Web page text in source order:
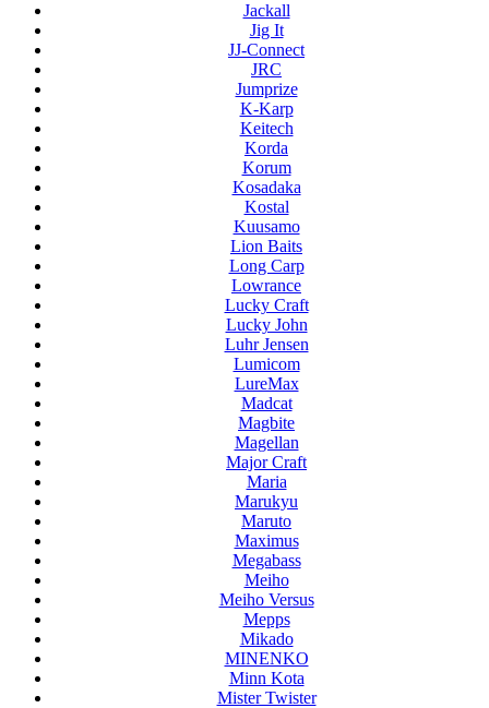
Jackall
Jig It
JJ-Connect
JRC
Jumprize
K-Karp
Keitech
Korda
Korum
Kosadaka
Kostal
Kuusamo
Lion Baits
Long Carp
Lowrance
Lucky Craft
Lucky John
Luhr Jensen
Lumicom
LureMax
Madcat
Magbite
Magellan
Major Craft
Maria
Marukyu
Maruto
Maximus
Megabass
Meiho
Meiho Versus
Mepps
Mikado
MINENKO
Minn Kota
Mister Twister